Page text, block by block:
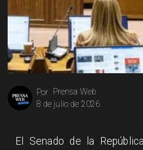
Prensa Web
Por
8 de julio de 2026
El Senado de la